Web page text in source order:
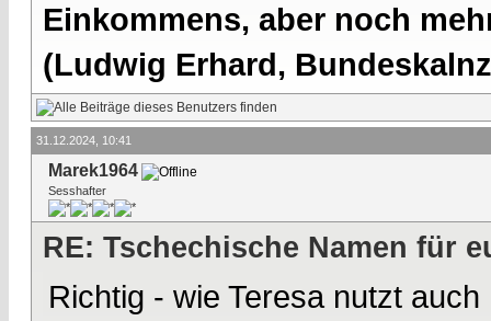
Einkommens, aber noch
(Ludwig Erhard,
31.12.2024, 10:41
Marek1964
Sesshafter
RE: Tschechische Namen für
Richtig - wie Teresa nutzt